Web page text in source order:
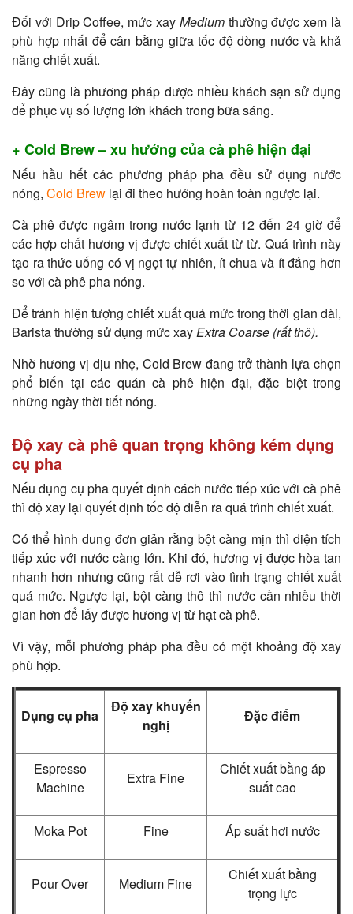
Đối với Drip Coffee, mức xay Mediumthường được xem là
phù hợp nhất để cân bằng giữa tốc độ dòng nước và khả
năng chiết xuất.
Đây cũng là phương pháp được nhiều khách sạn sử dụng
để phục vụ số lượng lớn khách trong bữa sáng.
+ Cold Brew – xu hướng của cà phê hiện đại
Nếu hầu hết các phương pháp pha đều sử dụng nước
nóng, Cold Brew lại đi theo hướng hoàn toàn ngược lại.
Cà phê được ngâm trong nước lạnh từ 12 đến 24 giờ để
các hợp chất hương vị được chiết xuất từ từ. Quá trình này
tạo ra thức uống có vị ngọt tự nhiên, ít chua và ít đắng hơn
so với cà phê pha nóng.
Để tránh hiện tượng chiết xuất quá mức trong thời gian dài,
Barista thường sử dụng mức xayExtra Coarse (rất thô).
Nhờ hương vị dịu nhẹ, Cold Brew đang trở thành lựa chọn
phổ biến tại các quán cà phê hiện đại, đặc biệt trong
những ngày thời tiết nóng.
Độ xay cà phê quan trọng không kém dụng
cụ pha
Nếu dụng cụ pha quyết định cách nước tiếp xúc với cà phê
thì độ xay lại quyết định tốc độ diễn ra quá trình chiết xuất.
Có thể hình dung đơn giản rằng bột càng mịn thì diện tích
tiếp xúc với nước càng lớn. Khi đó, hương vị được hòa tan
nhanh hơn nhưng cũng rất dễ rơi vào tình trạng chiết xuất
quá mức. Ngược lại, bột càng thô thì nước cần nhiều thời
gian hơn để lấy được hương vị từ hạt cà phê.
Vì vậy, mỗi phương pháp pha đều có một khoảng độ xay
phù hợp.
Dụng cụ pha
Độ xay khuyến
nghị
Đặc điểm
Espresso
Machine
Extra Fine
Chiết xuất bằng áp
suất cao
Moka Pot Fine Áp suất hơi nước
Pour Over Medium Fine
Chiết xuất bằng
trọng lực